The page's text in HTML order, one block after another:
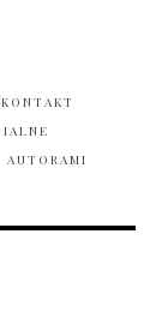
KONTAKT
AUTORAMI